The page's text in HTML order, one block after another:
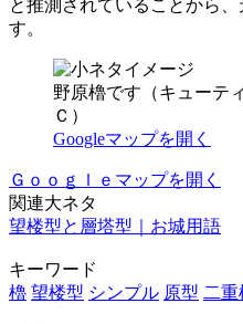
と推測されていることから
す。
野原櫓です（キューテ
Ｃ）
Googleマップを開く
Ｇｏｏｇｌｅマップを開く
関連大ネタ
望楼型と層塔型｜お城用語
キーワード
櫓 望楼型 シンプル 原型 二重